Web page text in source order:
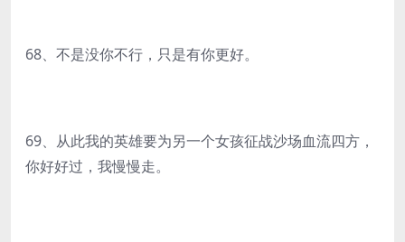
68、不是没你不行，只是有你更好。
69、从此我的英雄要为另一个女孩征战沙场血流四方，
你好好过，我慢慢走。